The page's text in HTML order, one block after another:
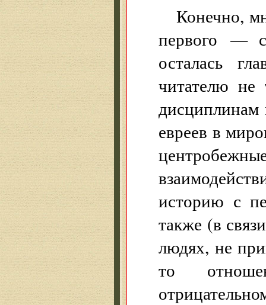
Конечно,
первого —
осталась
читателю не
дисциплинам
евреев в
историю с
также (в
людях, не
то